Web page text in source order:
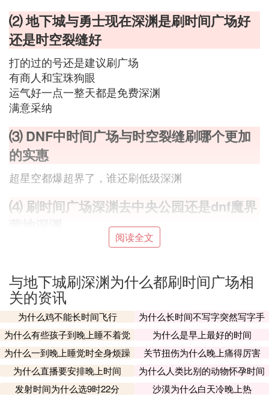
⑵ 地下城与勇士现在深渊是刷时间广场好
还是时空裂缝好
打的过的号还是建议刷广场
有商人和宝珠狗眼
运气好一点一整天都是免费深渊
满意采纳
⑶ DNF中时间广场与时空裂缝刷哪个更加
的实惠
超星空都爆超界了，谁还刷低级深渊
⑷ 刷时间广场深渊去中央公园还是dnf魔界
就是这样了
都是看运气的 只要是90级的深渊就可以了
满意采纳
⑸ 地下城与勇士时间广场深渊怎么能打噩
梦模式
普通刷通关，会开冒险，再去通冒险勇士，接着在去
通勇士就是王者，再去通王者就是噩梦。
阅读全文
与地下城刷深渊为什么都刷时间广场相
关的资讯
为什么鸡不能长时间飞行
为什么长时间不写字突然写字手
会不习惯
为什么有些孩子到晚上睡不着觉
为什么是早上最好的时间
为什么一到晚上睡觉时全身烦躁
关节扭伤为什么晚上痛得厉害
为什么直播要安排晚上时间
为什么人类比别的动物怀孕时间
长
发射时间为什么选9时22分 沙漠为什么白天冷晚上热